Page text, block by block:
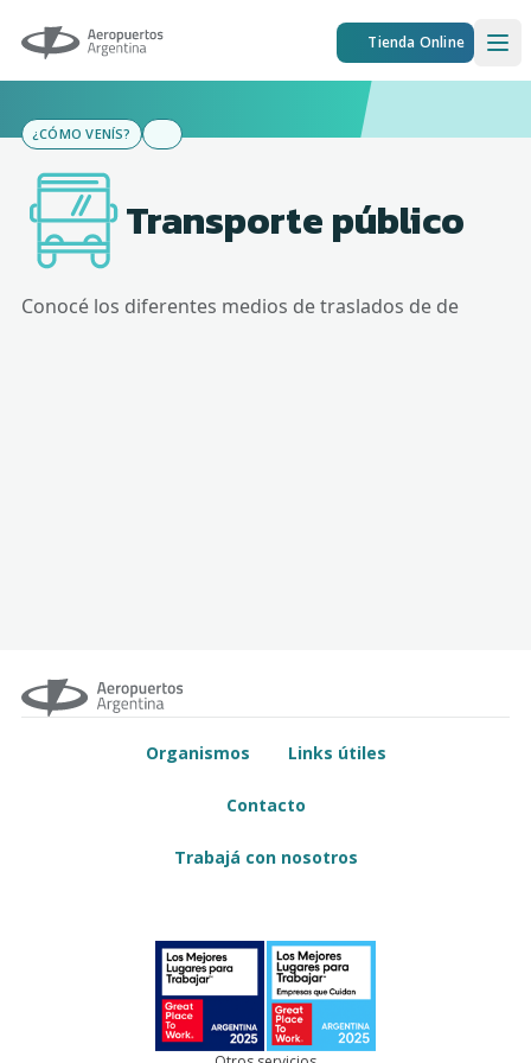
Aeropuertos Argentina Tienda Online
¿CÓMO VENÍS?
Transporte público
Conocé los diferentes medios de traslados de de
Organismos Links útiles
Contacto
Trabajá con nosotros